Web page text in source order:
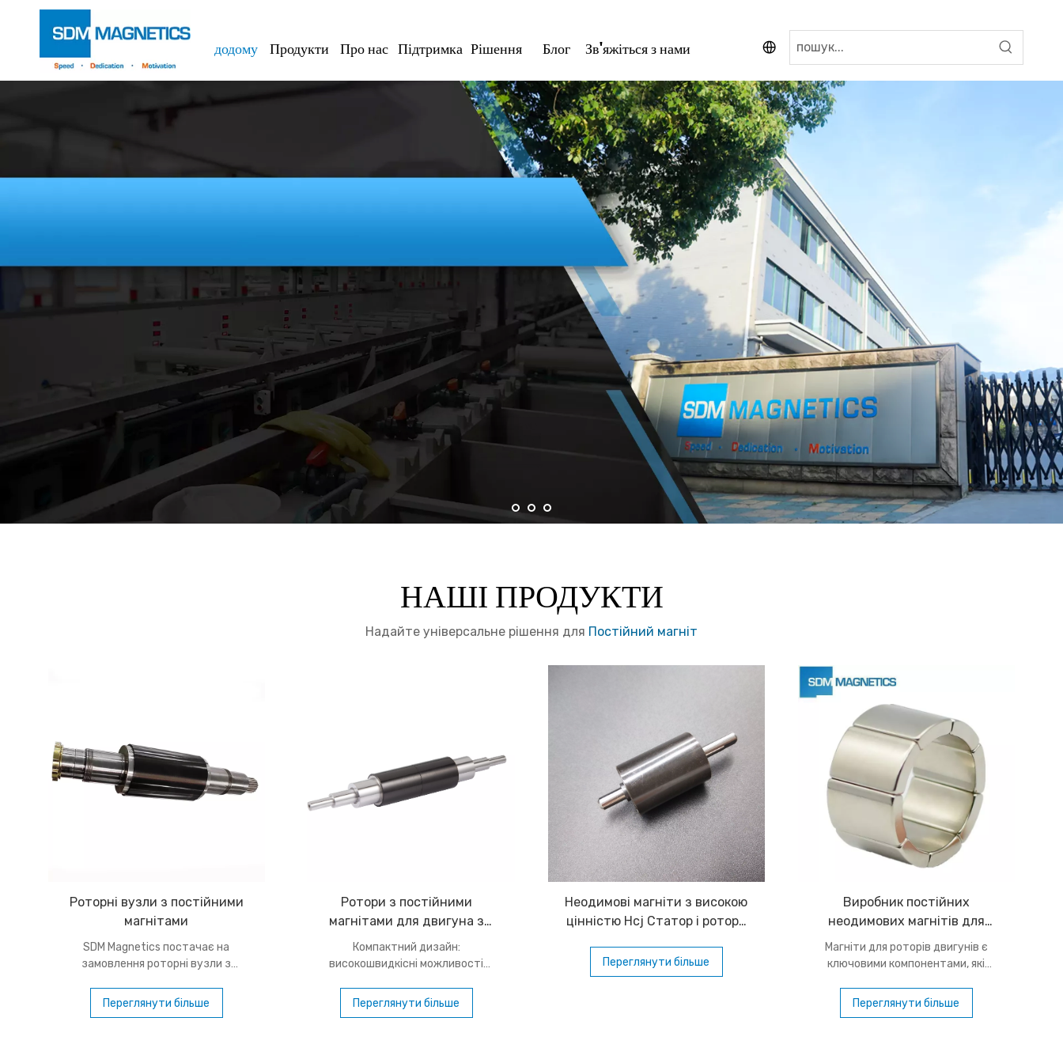
додому Продукти Про нас Підтримка Рішення Блог Зв'яжіться з нами
SDM Magnetics є одним із The Most
НАШІ ПРОДУКТИ
Надайте універсальне рішення для Постійний магніт
Роторні вузли з постійними
магнітами
SDM Magnetics постачає на
замовлення роторні вузли з
електродвигунів і генераторів.
Розроблені для ефективного
Переглянути більше
Ротори з постійними
магнітами для двигуна з
пневматичною підвіскою
Компактний дизайн:
високошвидкісні можливості
компактні конструкції двигунів,
економлячи простір і дозволяючи
Переглянути більше
Неодимові магніти з високою
цінністю Hcj Статор і ротори
Halbach
Переглянути більше
Виробник постійних
неодимових магнітів для
ротора двигунів
Магніти для роторів двигунів є
ключовими компонентами, які
в механічну. Зазвичай вони
виготовлені з високоефективних
Переглянути більше